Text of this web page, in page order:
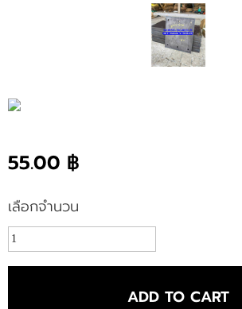
55.00 ฿
เลือกจำนวน
ADD TO CART